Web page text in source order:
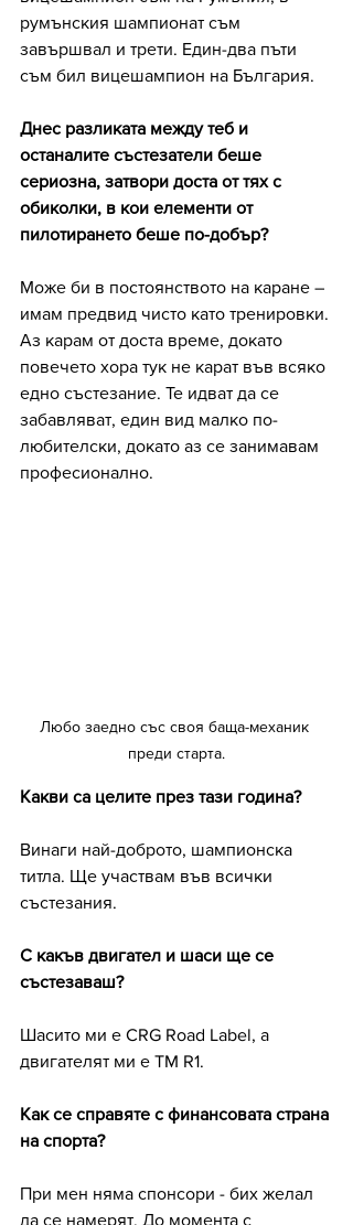
румънския шампионат съм
завършвал и трети. Един-два пъти
съм бил вицешампион на България.
Днес разликата между теб и
останалите състезатели беше
сериозна, затвори доста от тях с
обиколки, в кои елементи от
пилотирането беше по-добър?
Може би в постоянството на каране –
имам предвид чисто като тренировки.
Аз карам от доста време, докато
повечето хора тук не карат във всяко
едно състезание. Те идват да се
забавляват, един вид малко по-
любителски, докато аз се занимавам
професионално.
Любо заедно със своя баща-механик
преди старта.
Какви са целите през тази година?
Винаги най-доброто, шампионска
титла. Ще участвам във всички
състезания.
С какъв двигател и шаси ще се
състезаваш?
Шасито ми е CRG Road Label, а
двигателят ми е TM R1.
Как се справяте с финансовата страна
на спорта?
При мен няма спонсори - бих желал
да се намерят. До момента с